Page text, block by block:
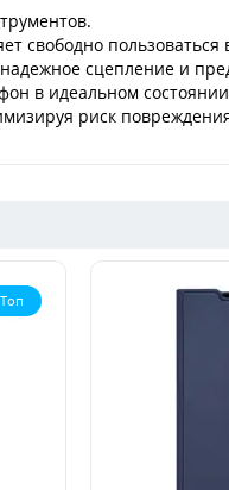
свободно
сцепление и
в идеальном
риск
Топ